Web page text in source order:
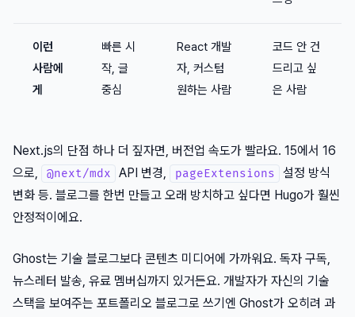
이런
사람에
게
빠른 시
작, 글
중심
React 개발
자, 커스텀
원하는 사람
코드 안 건
드리고 싶
은 사람
Next.js의 단점 하나 더 짚자면, 버전업 속도가 빨라요. 15에서 16
으로,
@next/mdx API 변경, pageExtensions
설정 방식
변화 등. 블로그를 한번 만들고 오래 방치하고 싶다면 Hugo가 훨씬
안정적이에요.
Ghost는 기술 블로그보다 콘텐츠 미디어에 가까워요. 독자 구독,
뉴스레터 발송, 유료 멤버십까지 있거든요. 개발자가 자신의 기술
스택을 보여주는 포트폴리오 블로그로 쓰기엔 Ghost가 오히려 과